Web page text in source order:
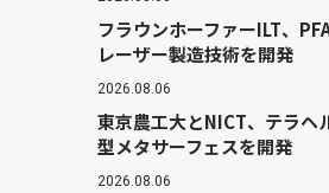
フラウンホーファーILT、
レーザー製造技術を開発
2026.08.06
東京農工大とNICT、テラヘ
型メタサーフェスを開発
2026.08.06